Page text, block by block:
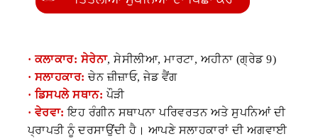
· ਕਲਾਕਾਰ: ਸੇਰੇਨਾ, ਸੇਸੀਲੀਆ, ਮਾਰਟਾ, ਅਹੀਨਾ (ਗ੍ਰੇਡ 9)
· ਸਲਾਹਕਾਰ:ਚੇਨ ਜ਼ੀਜ਼ਾਓ, ਜੇਡ ਵੈਂਗ
· ਡਿਸਪਲੇ ਸਥਾਨ: ਪੌੜੀ
· ਵੇਰਵਾ: ਇਹ ਰੰਗੀਨ ਸਥਾਪਨਾ ਪਰਿਵਰਤਨ ਅਤੇ ਸੁਪਨਿਆਂ ਦੀ
ਪ੍ਰਾਪਤੀ ਨੂੰ ਦਰਸਾਉਂਦੀ ਹੈ। ਆਪਣੇ ਸਲਾਹਕਾਰਾਂ ਦੀ ਅਗਵਾਈ